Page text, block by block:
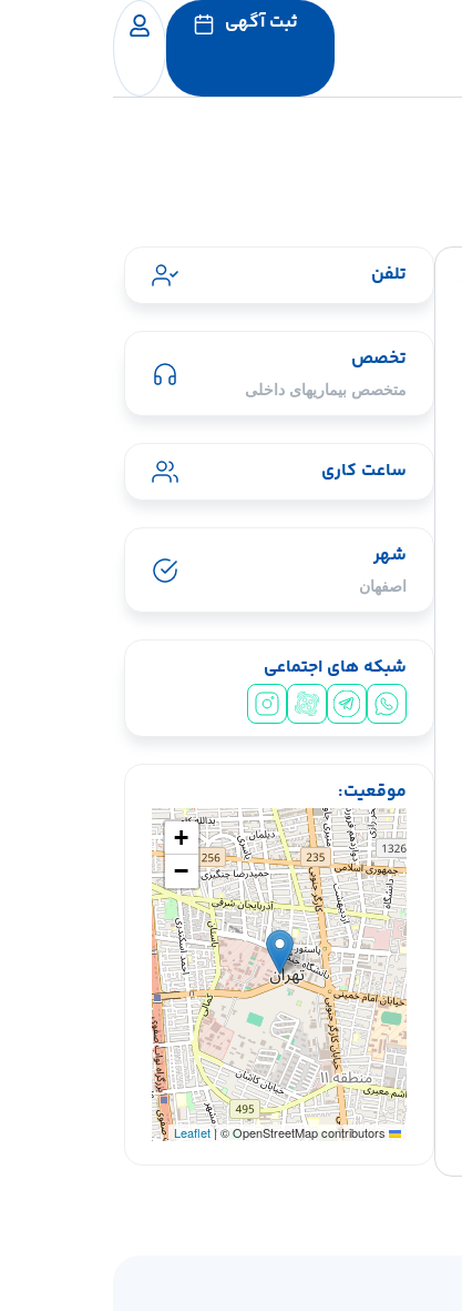
ثبت آگهی
تلفن
تخصص
متخصص بیماریهای داخلی
ساعت کاری
شهر
اصفهان
شبکه های اجتماعی
سیشب یسبشی
موقعیت:
+
−
|© OpenStreetMap contributors